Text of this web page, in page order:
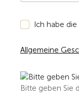
Ich habe die
Allgemeine
Bitte geben Sie